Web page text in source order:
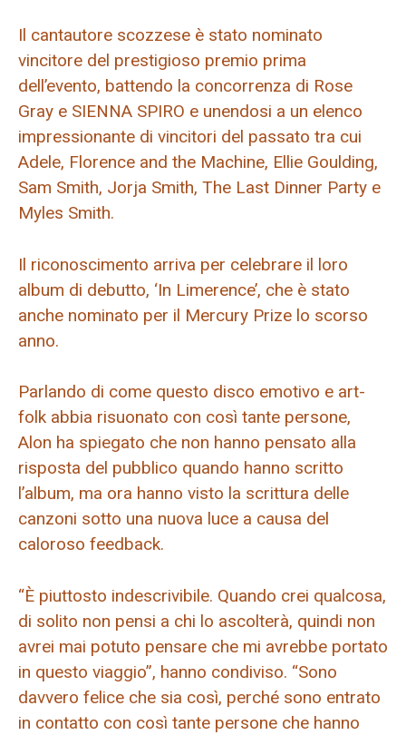
Il cantautore scozzese è stato nominato
vincitore del prestigioso premio prima
dell’evento, battendo la concorrenza di Rose
Gray e SIENNA SPIRO e unendosi a un elenco
impressionante di vincitori del passato tra cui
Adele, Florence and the Machine, Ellie Goulding,
Sam Smith, Jorja Smith, The Last Dinner Party e
Myles Smith.
Il riconoscimento arriva per celebrare il loro
album di debutto, ‘In Limerence’, che è stato
anche nominato per il Mercury Prize lo scorso
anno.
Parlando di come questo disco emotivo e art-
folk abbia risuonato con così tante persone,
Alon ha spiegato che non hanno pensato alla
risposta del pubblico quando hanno scritto
l’album, ma ora hanno visto la scrittura delle
canzoni sotto una nuova luce a causa del
caloroso feedback.
“È piuttosto indescrivibile. Quando crei qualcosa,
di solito non pensi a chi lo ascolterà, quindi non
avrei mai potuto pensare che mi avrebbe portato
in questo viaggio”, hanno condiviso. “Sono
davvero felice che sia così, perché sono entrato
in contatto con così tante persone che hanno